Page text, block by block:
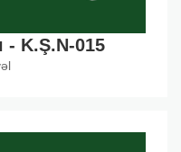
- K.Ş.N-015